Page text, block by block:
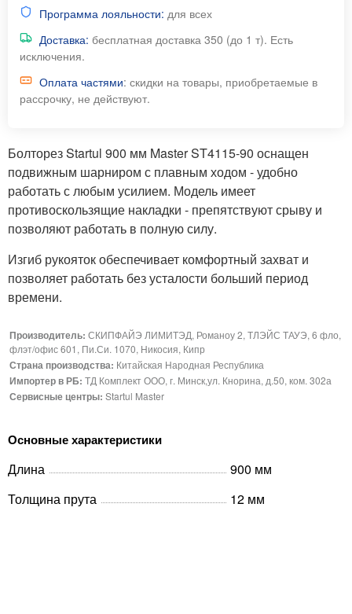
Программа лояльности: для всех
Доставка: бесплатная доставка 350 (до 1 т). Есть
исключения.
Оплата частями: скидки на товары, приобретаемые в
рассрочку, не действуют.
Болторез Startul 900 мм Master ST4115-90 оснащен
подвижным шарниром с плавным ходом - удобно
работать с любым усилием. Модель имеет
противоскользящие накладки - препятствуют срыву и
позволяют работать в полную силу.
Изгиб рукояток обеспечивает комфортный захват и
позволяет работать без усталости больший период
времени.
Производитель: СКИПФАЙЭ ЛИМИТЭД, Романоу 2, ТЛЭЙС ТАУЭ, 6 фло,
флэт/офис 601, Пи.Си. 1070, Никосия, Кипр
Страна производства: Китайская Народная Республика
Импортер в РБ: ТД Комплект ООО, г. Минск,ул. Кнорина, д.50, ком. 302а
Сервисные центры: Startul Master
Основные характеристики
Длина
900 мм
Толщина прута
12 мм